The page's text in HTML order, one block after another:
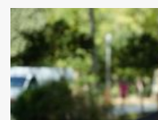
El
Ayuntamiento
de
Huércal-
Overa
y
Obispado